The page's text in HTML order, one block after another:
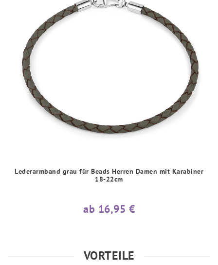
Lederarmband grau für Beads Herren Damen mit Karabiner
18-22cm
ab 16,95 €
VORTEILE